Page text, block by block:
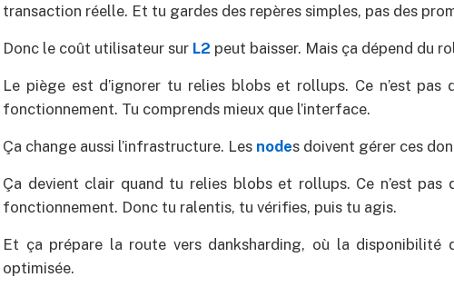
transaction réelle. Et tu gardes des repères simples, pas des
Donc le coût utilisateur sur L2 peut baisser. Mais ça dépend du
Le piège est d’ignorer tu relies blobs et rollups. Ce n’est pas
fonctionnement. Tu comprends mieux que l’interface.
Ça change aussi l’infrastructure. Les nodes doivent gérer ces
Ça devient clair quand tu relies blobs et rollups. Ce n’est pas
fonctionnement. Donc tu ralentis, tu vérifies, puis tu agis.
Et ça prépare la route vers danksharding, où la disponibilité
optimisée.